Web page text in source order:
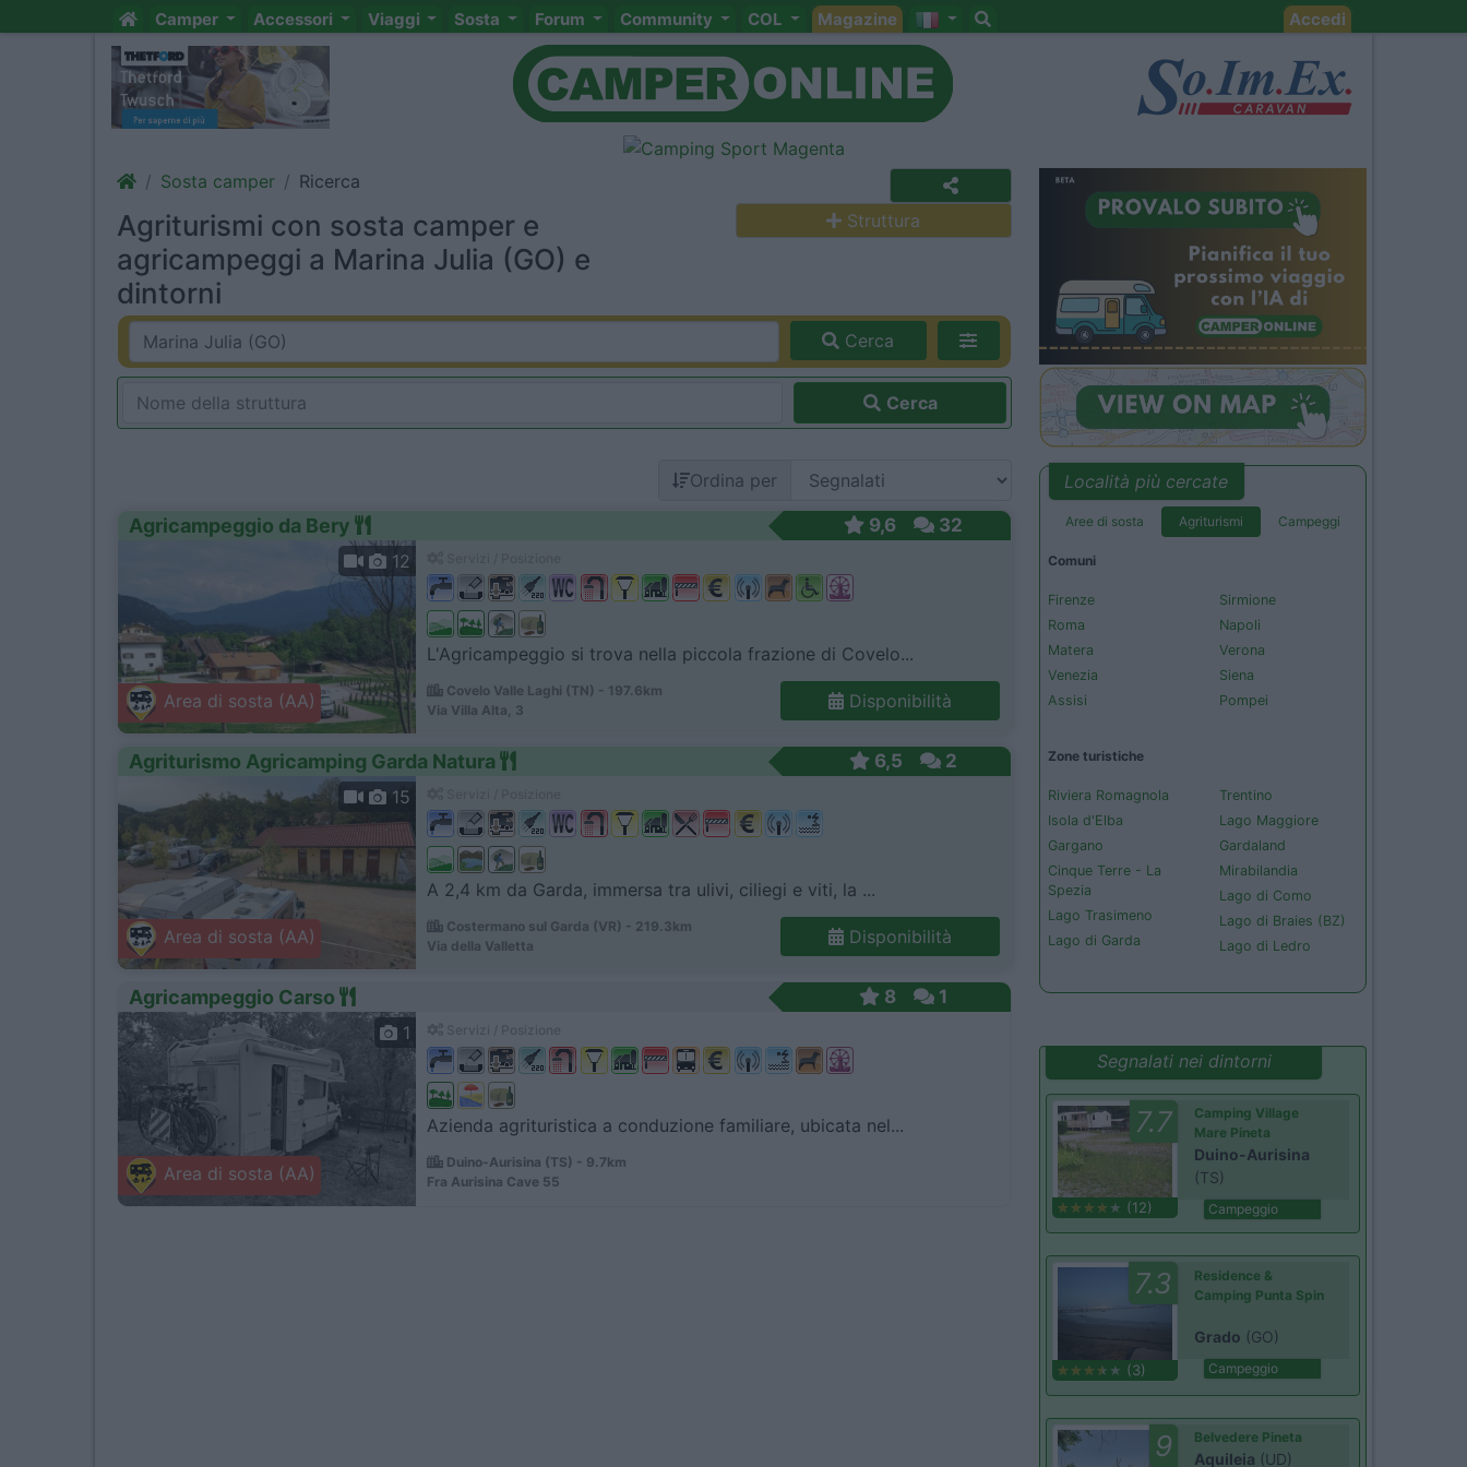
Camper Accessori Viaggi Sosta Forum Community COL Magazine Accedi
Sosta camper Ricerca
Agriturismi con sosta camper e
agricampeggi a Marina Julia (GO) e
dintorni
Struttura
Cerca
Cerca
Ordina per
Agricampeggio da Bery 9,6 32
Area di sosta (AA)
12
L'Agricampeggio si trova nella piccola frazione di Covelo...
Covelo Valle Laghi (TN) - 197.6km
Via Villa Alta, 3
Disponibilità
Agriturismo Agricamping Garda Natura 6,5 2
Area di sosta (AA)
15
A 2,4 km da Garda, immersa tra ulivi, ciliegi e viti, la ...
Costermano sul Garda (VR) - 219.3km
Via della Valletta
Disponibilità
Agricampeggio Carso 8 1
Area di sosta (AA)
1
Azienda agrituristica a conduzione familiare, ubicata nel...
Duino-Aurisina (TS) - 9.7km
Fra Aurisina Cave 55
Località più cercate
Aree di sosta Agriturismi Campeggi
Comuni
Firenze
Roma
Matera
Venezia
Assisi
Sirmione
Napoli
Verona
Siena
Pompei
Zone turistiche
Riviera Romagnola
Isola d'Elba
Gargano
Cinque Terre - La
Spezia
Lago Trasimeno
Lago di Garda
Trentino
Lago Maggiore
Gardaland
Mirabilandia
Lago di Como
Lago di Braies (BZ)
Lago di Ledro
Segnalati nei dintorni
7.7
(12)
Camping Village
Mare Pineta
Duino-Aurisina
(TS)
Campeggio
7.3
(3)
Residence &
Camping Punta Spin
Grado (GO)
Campeggio
9 Belvedere Pineta
Aquileia (UD)